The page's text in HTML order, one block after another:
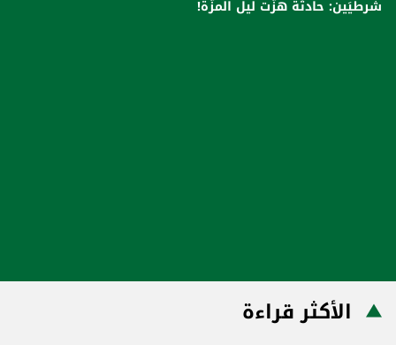
شرطيَين: حادثة هزّت ليل المزّة!
الأكثر قراءة